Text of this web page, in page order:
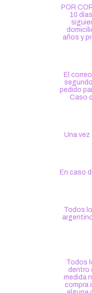
POR
10
años y
El
pedido
Caso
Una vez
En caso
Todos
Todos
dentro
medida
compra